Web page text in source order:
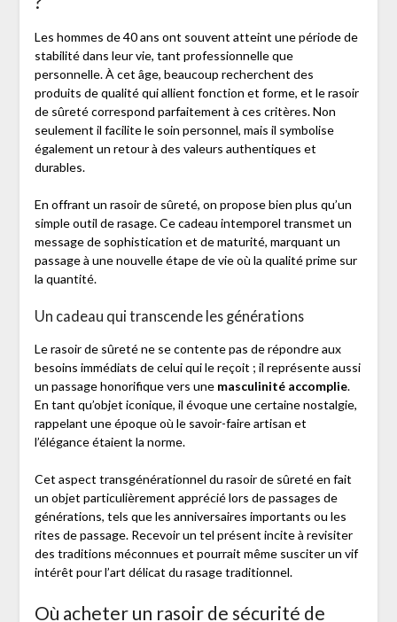
Les hommes de 40 ans ont souvent atteint une période de
stabilité dans leur vie, tant professionnelle que
personnelle. À cet âge, beaucoup recherchent des
produits de qualité qui allient fonction et forme, et le rasoir
de sûreté correspond parfaitement à ces critères. Non
seulement il facilite le soin personnel, mais il symbolise
également un retour à des valeurs authentiques et
durables.
En offrant un rasoir de sûreté, on propose bien plus qu’un
simple outil de rasage. Ce cadeau intemporel transmet un
message de sophistication et de maturité, marquant un
passage à une nouvelle étape de vie où la qualité prime sur
la quantité.
Un cadeau qui transcende les générations
Le rasoir de sûreté ne se contente pas de répondre aux
besoins immédiats de celui qui le reçoit ; il représente aussi
un passage honorifique vers une masculinité accomplie.
En tant qu’objet iconique, il évoque une certaine nostalgie,
rappelant une époque où le savoir-faire artisan et
l’élégance étaient la norme.
Cet aspect transgénérationnel du rasoir de sûreté en fait
un objet particulièrement apprécié lors de passages de
générations, tels que les anniversaires importants ou les
rites de passage. Recevoir un tel présent incite à revisiter
des traditions méconnues et pourrait même susciter un vif
intérêt pour l’art délicat du rasage traditionnel.
Où acheter un rasoir de sécurité de